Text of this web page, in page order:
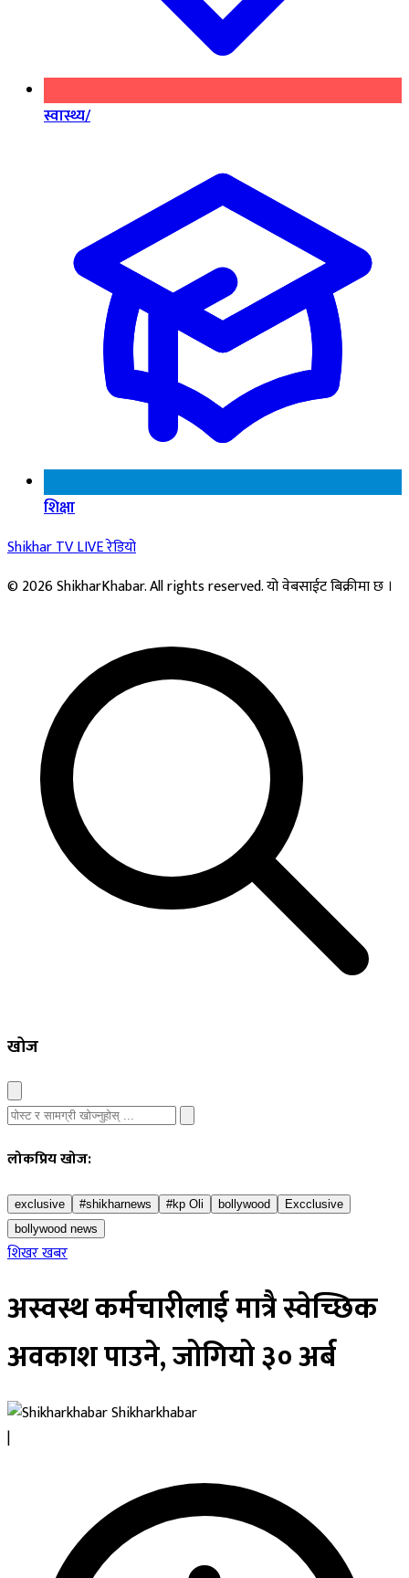
स्वास्थ्य/
शिक्षा
Shikhar TVLIVEरेडियो
© 2026 ShikharKhabar. All rights reserved. यो वेबसाईट बिक्रीमा छ ।
खोज
लोकप्रिय खोज:
exclusive #shikharnews #kp Oli bollywood
Excclusive
bollywood news
शिखर खबर
अस्वस्थ कर्मचारीलाई मात्रै स्वेच्छिक
अवकाश पाउने, जोगियो ३० अर्ब
Shikharkhabar
|